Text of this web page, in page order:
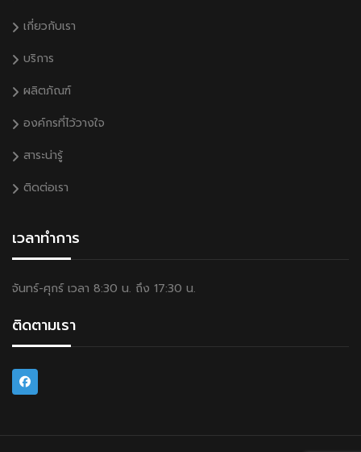
เกี่ยวกับเรา
บริการ
ผลิตภัณฑ์
องค์กรที่ไว้วางใจ
สาระน่ารู้
ติดต่อเรา
เวลาทำการ
จันทร์-ศุกร์ เวลา 8:30 น. ถึง 17:30 น.
ติดตามเรา